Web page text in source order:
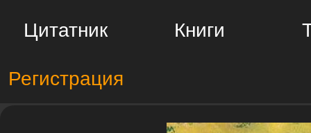
Цитатник Книги
Регистрация